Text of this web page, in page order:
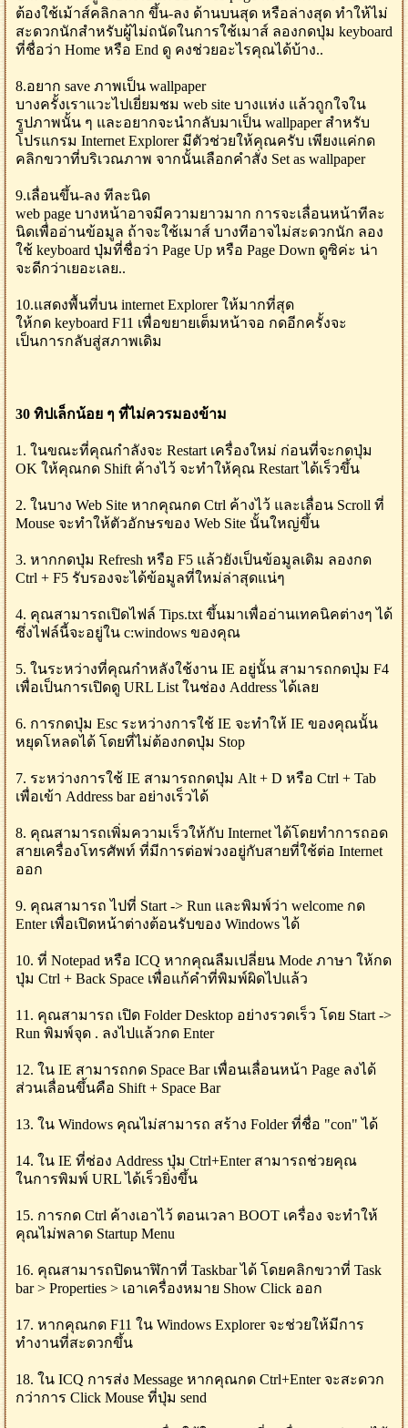
ต้องใช้เม้าส์คลิกลาก ขึ้น-ลง ด้านบนสุด หรือล่างสุด ทำให้ไม่
สะดวกนักสำหรับผู้ไม่ถนัดในการใช้เมาส์ ลองกดปุ่ม keyboard
ที่ชื่อว่า Home หรือ End ดู คงช่วยอะไรคุณได้บ้าง..
8.อยาก save ภาพเป็น wallpaper
บางครั้งเราแวะไปเยี่ยมชม web site บางแห่ง แล้วถูกใจใน
รูปภาพนั้น ๆ และอยากจะนำกลับมาเป็น wallpaper สำหรับ
โปรแกรม Internet Explorer มีตัวช่วยให้คุณครับ เพียงแค่กด
คลิกขวาที่บริเวณภาพ จากนั้นเลือกคำสั่ง Set as wallpaper
9.เลื่อนขึ้น-ลง ทีละนิด
web page บางหน้าอาจมีความยาวมาก การจะเลื่อนหน้าทีละ
นิดเพื่ออ่านข้อมูล ถ้าจะใช้เมาส์ บางทีอาจไม่สะดวกนัก ลอง
ใช้ keyboard ปุ่มที่ชื่อว่า Page Up หรือ Page Down ดูซิค่ะ น่า
จะดีกว่าเยอะเลย..
10.แสดงพื้นที่บน internet Explorer ให้มากที่สุด
ให้กด keyboard F11 เพื่อขยายเต็มหน้าจอ กดอีกครั้งจะ
เป็นการกลับสู่สภาพเดิม
30 ทิปเล็กน้อย ๆ ที่ไม่ควรมองข้าม
1. ในขณะที่คุณกำลังจะ Restart เครื่องใหม่ ก่อนที่จะกดปุ่ม
OK ให้คุณกด Shift ค้างไว้ จะทำให้คุณ Restart ได้เร็วขึ้น
2. ในบาง Web Site หากคุณกด Ctrl ค้างไว้ และเลื่อน Scroll ที่
Mouse จะทำให้ตัวอักษรของ Web Site นั้นใหญ่ขึ้น
3. หากกดปุ่ม Refresh หรือ F5 แล้วยังเป็นข้อมูลเดิม ลองกด
Ctrl + F5 รับรองจะได้ข้อมูลที่ใหม่ล่าสุดแน่ๆ
4. คุณสามารถเปิดไฟล์ Tips.txt ขึ้นมาเพื่ออ่านเทคนิคต่างๆ ได้
ซึ่งไฟล์นี้จะอยู่ใน c:windows ของคุณ
5. ในระหว่างที่คุณกำหลังใช้งาน IE อยู่นั้น สามารถกดปุ่ม F4
เพื่อเป็นการเปิดดู URL List ในช่อง Address ได้เลย
6. การกดปุ่ม Esc ระหว่างการใช้ IE จะทำให้ IE ของคุณนั้น
หยุดโหลดได้ โดยที่ไม่ต้องกดปุ่ม Stop
7. ระหว่างการใช้ IE สามารถกดปุ่ม Alt + D หรือ Ctrl + Tab
เพื่อเข้า Address bar อย่างเร็วได้
8. คุณสามารถเพิ่มความเร็วให้กับ Internet ได้โดยทำการถอด
สายเครื่องโทรศัพท์ ที่มีการต่อพ่วงอยู่กับสายที่ใช้ต่อ Internet
ออก
9. คุณสามารถ ไปที่ Start -> Run และพิมพ์ว่า welcome กด
Enter เพื่อเปิดหน้าต่างต้อนรับของ Windows ได้
10. ที่ Notepad หรือ ICQ หากคุณลืมเปลี่ยน Mode ภาษา ให้กด
ปุ่ม Ctrl + Back Space เพื่อแก้คำที่พิมพ์ผิดไปแล้ว
11. คุณสามารถ เปิด Folder Desktop อย่างรวดเร็ว โดย Start ->
Run พิมพ์จุด . ลงไปแล้วกด Enter
12. ใน IE สามารถกด Space Bar เพื่อนเลื่อนหน้า Page ลงได้
ส่วนเลื่อนขึ้นคือ Shift + Space Bar
13. ใน Windows คุณไม่สามารถ สร้าง Folder ที่ชื่อ "con" ได้
14. ใน IE ที่ช่อง Address ปุ่ม Ctrl+Enter สามารถช่วยคุณ
ในการพิมพ์ URL ได้เร็วยิ่งขึ้น
15. การกด Ctrl ค้างเอาไว้ ตอนเวลา BOOT เครื่อง จะทำให้
คุณไม่พลาด Startup Menu
16. คุณสามารถปิดนาฬิกาที่ Taskbar ได้ โดยคลิกขวาที่ Task
bar > Properties > เอาเครื่องหมาย Show Click ออก
17. หากคุณกด F11 ใน Windows Explorer จะช่วยให้มีการ
ทำงานที่สะดวกขึ้น
18. ใน ICQ การส่ง Message หากคุณกด Ctrl+Enter จะสะดวก
กว่าการ Click Mouse ที่ปุ่ม send